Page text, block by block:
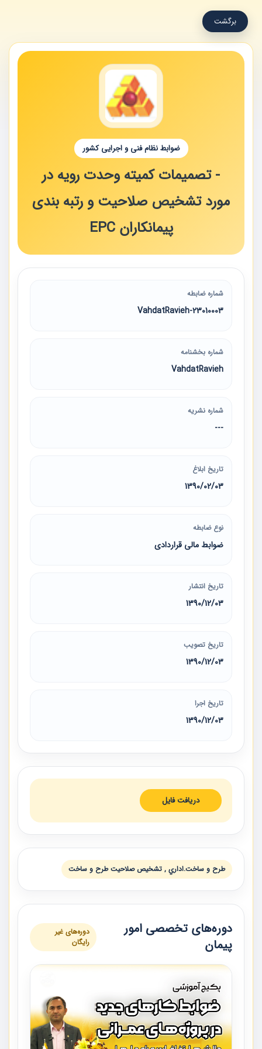
برگشت
ضوابط نظام فنی و اجرایی کشور
- تصمیمات کمیته وحدت رویه در
مورد تشخیص صلاحیت و رتبه بندی
پیمانکاران EPC
شماره ضابطه
23010003-VahdatRavieh
شماره بخشنامه
VahdatRavieh
شماره نشریه
---
تاریخ ابلاغ
1390/02/03
نوع ضابطه
ضوابط مالی قراردادی
تاریخ انتشار
1390/12/03
تاریخ تصویب
1390/12/03
تاریخ اجرا
1390/12/03
دریافت فایل
طرح و ساخت.اداري , تشخيص صلاحيت طرح و ساخت
دوره‌های تخصصی امور
پیمان
دوره‌های غیر
رایگان